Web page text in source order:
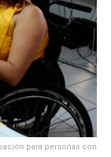
para personas con